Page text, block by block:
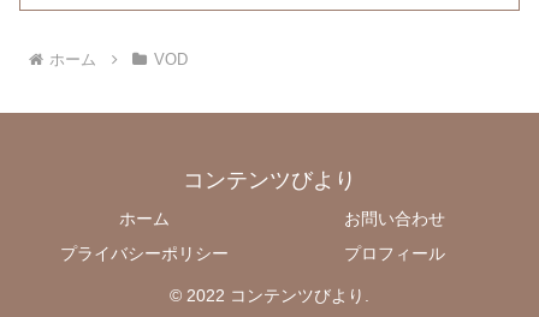
ホーム VOD
コンテンツびより
ホーム
お問い合わせ
プライバシーポリシー
プロフィール
© 2022 コンテンツびより.